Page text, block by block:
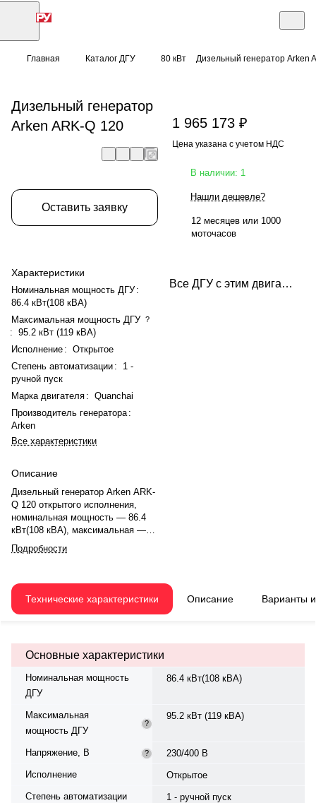
Главная Каталог ДГУ 80 кВт Дизельный генератор Arken
Дизельный генератор
Arken ARK-Q 120
Оставить заявку
Характеристики
Номинальная мощность ДГУ :
86.4 кВт(108 кВА)
Максимальная мощность ДГУ ?
: 95.2 кВт (119 кВА)
Исполнение : Открытое
Степень автоматизации :
1 -
ручной пуск
Марка двигателя : Quanchai
Производитель генератора :
Arken
Все характеристики
Описание
Дизельный генератор Arken ARK-
Q 120 открытого исполнения,
номинальная мощность — 86.4
кВт(108 кВА), максимальная —
95.2 кВт (119 кВА). Двигатель
Quanchai QC4112ZLD, рядное,
оборотов. Система охлаждения
— жидкостная. Частота
230/400 В, —, класс изоляции H.
Расход топлива: 17 л/ч при 75%.
1182 кг, габариты:
2150×1100×1320 мм.
— 12 месяцев или 1000
моточасов.
Подробности
1 965 173 ₽
Цена указана с учетом НДС
В наличии: 1
Нашли дешевле?
12 месяцев или 1000
моточасов
Все ДГУ с этим двигателем
Технические характеристики Описание Варианты
Основные характеристики
Номинальная мощность
ДГУ
86.4 кВт(108 кВА)
Максимальная
мощность ДГУ
?
95.2 кВт (119 кВА)
Напряжение, В ?
230/400 В
Исполнение
Открытое
Степень автоматизации
1 - ручной пуск